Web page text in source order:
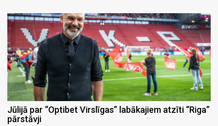
Jūlijā par “Optibet Virslīgas” labākajiem atzīti “Riga”
pārstāvji